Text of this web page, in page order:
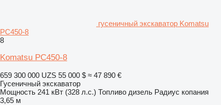
гусеничный экскаватор Komatsu
PC450-8
8
Komatsu PC450-8
659 300 000 UZS 55 000 $ ≈ 47 890 €
Гусеничный экскаватор
Мощность 241 кВт (328 л.с.) Топливо дизель Радиус копания
3,65 м